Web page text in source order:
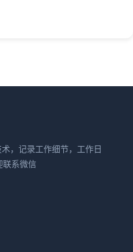
，记录工作细节，工作日
联系微信